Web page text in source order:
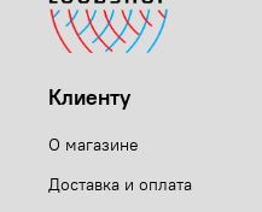
Клиенту
О магазине
Доставка и оплата